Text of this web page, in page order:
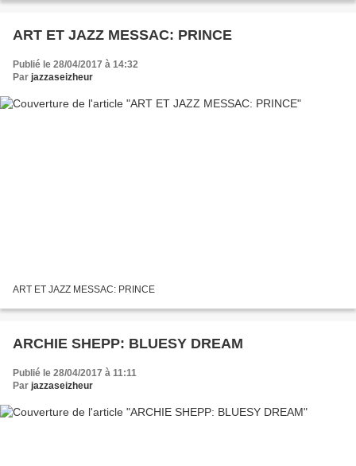
ART ET JAZZ MESSAC: PRINCE
Publié le 28/04/2017 à 14:32
Par jazzaseizheur
ART ET JAZZ MESSAC: PRINCE
ARCHIE SHEPP: BLUESY DREAM
Publié le 28/04/2017 à 11:11
Par jazzaseizheur